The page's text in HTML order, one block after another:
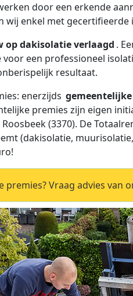
door een erkende
wij enkel met gecertifieerde
op dakisolatie verlaagd .
voor een professioneel
resultaat.
enerzijds
premies zijn eigen
(3370). De
(dakisolatie,
Vraag advies van